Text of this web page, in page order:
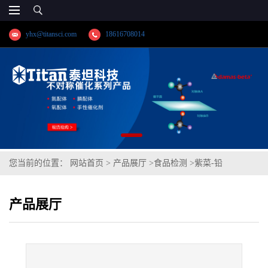
yhx@titansci.com 18616708014
您当前的位置： 网站首页 > 产品展厅 >食品检测 >紫菜-铅
产品展厅